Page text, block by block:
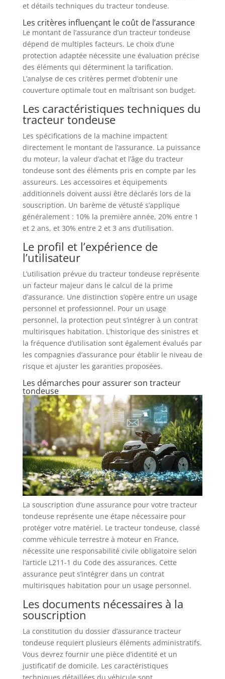
et détails techniques du tracteur tondeuse.
Les critères influençant le coût de l’assurance
Le montant de l’assurance d’un tracteur tondeuse
dépend de multiples facteurs. Le choix d’une
protection adaptée nécessite une évaluation précise
des éléments qui déterminent la tarification.
L’analyse de ces critères permet d’obtenir une
couverture optimale tout en maîtrisant son budget.
Les caractéristiques techniques du
tracteur tondeuse
Les spécifications de la machine impactent
directement le montant de l’assurance. La puissance
du moteur, la valeur d’achat et l’âge du tracteur
tondeuse sont des éléments pris en compte par les
assureurs. Les accessoires et équipements
additionnels doivent aussi être déclarés lors de la
souscription. Un barème de vétusté s’applique
généralement : 10% la première année, 20% entre 1
et 2 ans, et 30% entre 2 et 3 ans d’utilisation.
Le profil et l’expérience de
l’utilisateur
L’utilisation prévue du tracteur tondeuse représente
un facteur majeur dans le calcul de la prime
d’assurance. Une distinction s’opère entre un usage
personnel et professionnel. Pour un usage
personnel, la protection peut s’intégrer à un contrat
multirisques habitation. L’historique des sinistres et
la fréquence d’utilisation sont également évalués par
les compagnies d’assurance pour établir le niveau de
risque et ajuster les garanties proposées.
Les démarches pour assurer son tracteur
tondeuse
La souscription d’une assurance pour votre tracteur
tondeuse représente une étape nécessaire pour
protéger votre matériel. Le tracteur tondeuse, classé
comme véhicule terrestre à moteur en France,
nécessite une responsabilité civile obligatoire selon
l’article L211-1 du Code des assurances. Cette
assurance peut s’intégrer dans un contrat
multirisques habitation pour un usage personnel.
Les documents nécessaires à la
souscription
La constitution du dossier d’assurance tracteur
tondeuse requiert plusieurs éléments administratifs.
Vous devrez fournir une pièce d’identité et un
justificatif de domicile. Les caractéristiques
techniques détaillées du véhicule sont